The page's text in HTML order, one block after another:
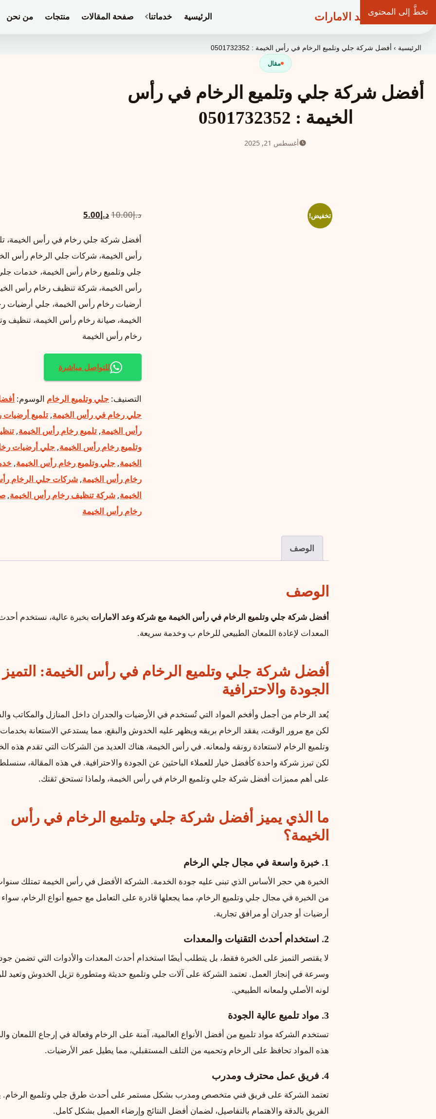
تخطَّ إلى المحتوى
شركة وعد الامارات الرئيسية خدماتنا صفحة المقالات منتجات من نحن
الرئيسية › أفضل شركة جلي وتلميع الرخام في رأس الخيمة : 0501732352
مقال
أفضل شركة جلي وتلميع الرخام في رأس
الخيمة : 0501732352
أغسطس 21, 2025
تخفيض! د.إ10.00السعر
هو:
د.إ10.00.
د.إ5.00السعر
هو:
د.إ5.00.
أفضل شركة جلي رخام في رأس الخيمة،
رأس الخيمة، شركات جلي الرخام رأس
جلي وتلميع رخام رأس الخيمة، خدمات
رأس الخيمة، شركة تنظيف رخام رأس
أرضيات رخام رأس الخيمة، جلي أرضيات
الخيمة، صيانة رخام رأس الخيمة، تنظيف
رخام رأس الخيمة
للتواصل مباشرة
التصنيف: جلي وتلميع الرخام الوسوم:
جلي رخام في رأس الخيمة, تلميع أرضيات
رأس الخيمة, تلميع رخام رأس الخيمة,
وتلميع رخام رأس الخيمة, جلي أرضيات
الخيمة, جلي وتلميع رخام رأس الخيمة,
رخام رأس الخيمة, شركات جلي الرخام
الخيمة, شركة تنظيف رخام رأس الخيمة,
رخام رأس الخيمة
الوصف
الوصف
أفضل شركة جلي وتلميع الرخام في رأس الخيمة مع شركة وعد الامارات بخبرة عالية، نستخدم
المعدات لإعادة اللمعان الطبيعي للرخام ب وخدمة سريعة.
أفضل شركة جلي وتلميع الرخام في رأس الخيمة:
الجودة والاحترافية
يُعد الرخام من أجمل وأفخم المواد التي تُستخدم في الأرضيات والجدران داخل المنازل والمكاتب
لكن مع مرور الوقت، يفقد الرخام بريقه ويظهر عليه الخدوش والبقع، مما يستدعي الاستعانة
وتلميع الرخام لاستعادة رونقه ولمعانه. في رأس الخيمة، هناك العديد من الشركات التي تقدم هذه
لكن تبرز شركة واحدة كأفضل خيار للعملاء الباحثين عن الجودة والاحترافية. في هذه المقالة،
على أهم مميزات أفضل شركة جلي وتلميع الرخام في رأس الخيمة، ولماذا تستحق ثقتك.
ما الذي يميز أفضل شركة جلي وتلميع الرخام في رأس
الخيمة؟
1. خبرة واسعة في مجال جلي الرخام
الخبرة هي حجر الأساس الذي تبنى عليه جودة الخدمة. الشركة الأفضل في رأس الخيمة تمتلك
من الخبرة في مجال جلي وتلميع الرخام، مما يجعلها قادرة على التعامل مع جميع أنواع الرخام،
أرضيات أو جدران أو مرافق تجارية.
2. استخدام أحدث التقنيات والمعدات
لا يقتصر التميز على الخبرة فقط، بل يتطلب أيضًا استخدام أحدث المعدات والأدوات التي تضمن
وسرعة في إنجاز العمل. تعتمد الشركة على آلات جلي وتلميع حديثة ومتطورة تزيل الخدوش وتعيد
لونه الأصلي ولمعانه الطبيعي.
3. مواد تلميع عالية الجودة
تستخدم الشركة مواد تلميع من أفضل الأنواع العالمية، آمنة على الرخام وفعالة في إرجاع اللمعان
هذه المواد تحافظ على الرخام وتحميه من التلف المستقبلي، مما يطيل عمر الأرضيات.
4. فريق عمل محترف ومدرب
تعتمد الشركة على فريق فني متخصص ومدرب بشكل مستمر على أحدث طرق جلي وتلميع الرخام.
الفريق بالدقة والاهتمام بالتفاصيل، لضمان أفضل النتائج وإرضاء العميل بشكل كامل.